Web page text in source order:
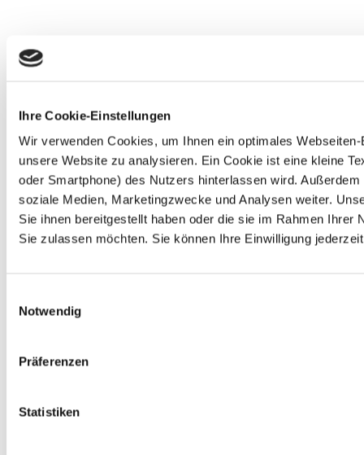
Ihre Cookie-Einstellungen
Wir verwenden Cookies, um Ihnen ein optimales
unsere Website zu analysieren. Ein Cookie ist eine kleine
oder Smartphone) des Nutzers hinterlassen wird.
soziale Medien, Marketingzwecke und Analysen weiter.
Sie ihnen bereitgestellt haben oder die sie im Rahmen
Sie zulassen möchten. Sie können Ihre Einwilligung
Notwendig
Präferenzen
Statistiken